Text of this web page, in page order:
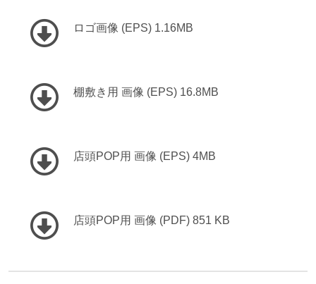
ロゴ画像 (EPS) 1.16MB
棚敷き用 画像 (EPS) 16.8MB
店頭POP用 画像 (EPS) 4MB
店頭POP用 画像 (PDF) 851 KB